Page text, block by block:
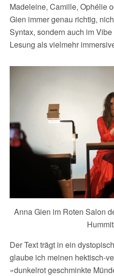
Madeleine, Camille, Ophélie
Gien immer genau richtig,
Syntax, sondern auch im
Lesung als vielmehr
Anna Gien im Roten Salon
Der Text trägt in ein
glaube ich meinen hektisch-
»dunkelrot geschminkte